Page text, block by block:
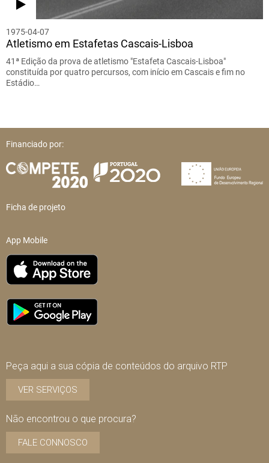
1975-04-07
Atletismo em Estafetas Cascais-Lisboa
41ª Edição da prova de atletismo "Estafeta Cascais-Lisboa"
constituída por quatro percursos, com início em Cascais e fim no
Estádio…
Financiado por:
Ficha de projeto
App Mobile
Peça aqui a sua cópia de conteúdos do arquivo RTP
VER SERVIÇOS
Não encontrou o que procura?
FALE CONNOSCO